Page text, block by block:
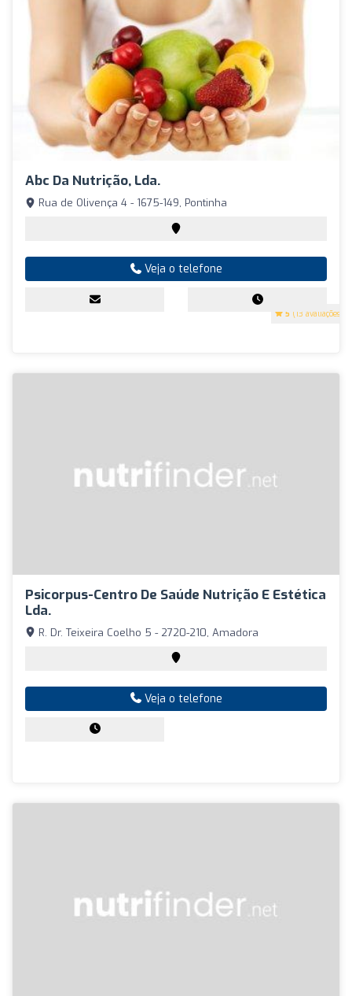
Abc Da Nutrição, Lda.
5 (13 avaliações)
Rua de Olivença 4 - 1675-149, Pontinha
Veja o telefone
Psicorpus-Centro De Saúde Nutrição E Estética
Lda.
R. Dr. Teixeira Coelho 5 - 2720-210, Amadora
Veja o telefone